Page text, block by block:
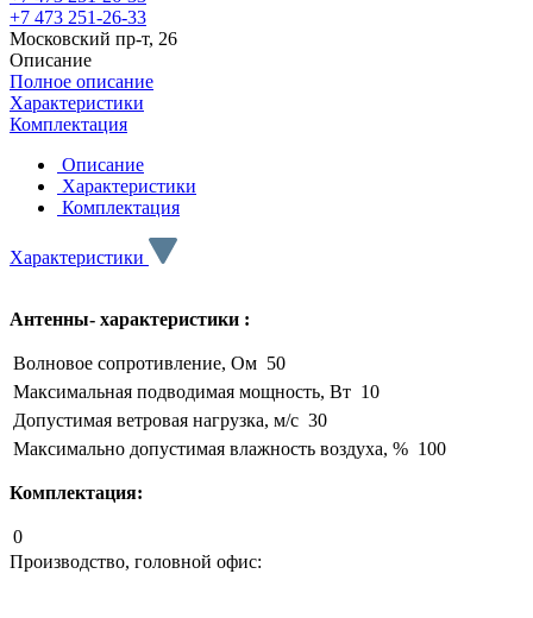
+7 473 251-26-33
Московский пр-т, 26
Описание
Полное описание
Характеристики
Комплектация
Описание
Характеристики
Комплектация
Характеристики
Антенны- характеристики :
Волновое сопротивление, Ом 50
Максимальная подводимая мощность, Вт 10
Допустимая ветровая нагрузка, м/с 30
Максимально допустимая влажность воздуха, % 100
Комплектация:
0
Производство, головной офис: